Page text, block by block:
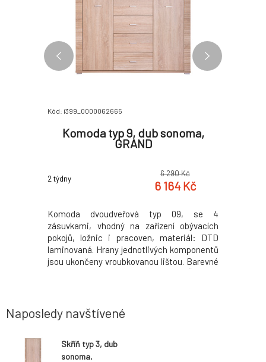
Kód: i399_0000062665
Komoda typ 9, dub sonoma,
GRAND
2 týdny
6 290 Kč
6 164 Kč
Komoda dvoudveřová typ 09, se 4
zásuvkami, vhodný na zařízení obývacích
pokojů, ložnic i pracoven, materiál: DTD
laminovaná. Hrany jednotlivých komponentů
jsou ukončeny vroubkovanou lištou. Barevné
Tloušťka materiá
Naposledy navštívené
Skříň typ 3, dub
sonoma,